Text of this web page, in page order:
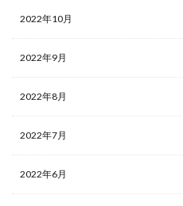
2022年10月
2022年9月
2022年8月
2022年7月
2022年6月